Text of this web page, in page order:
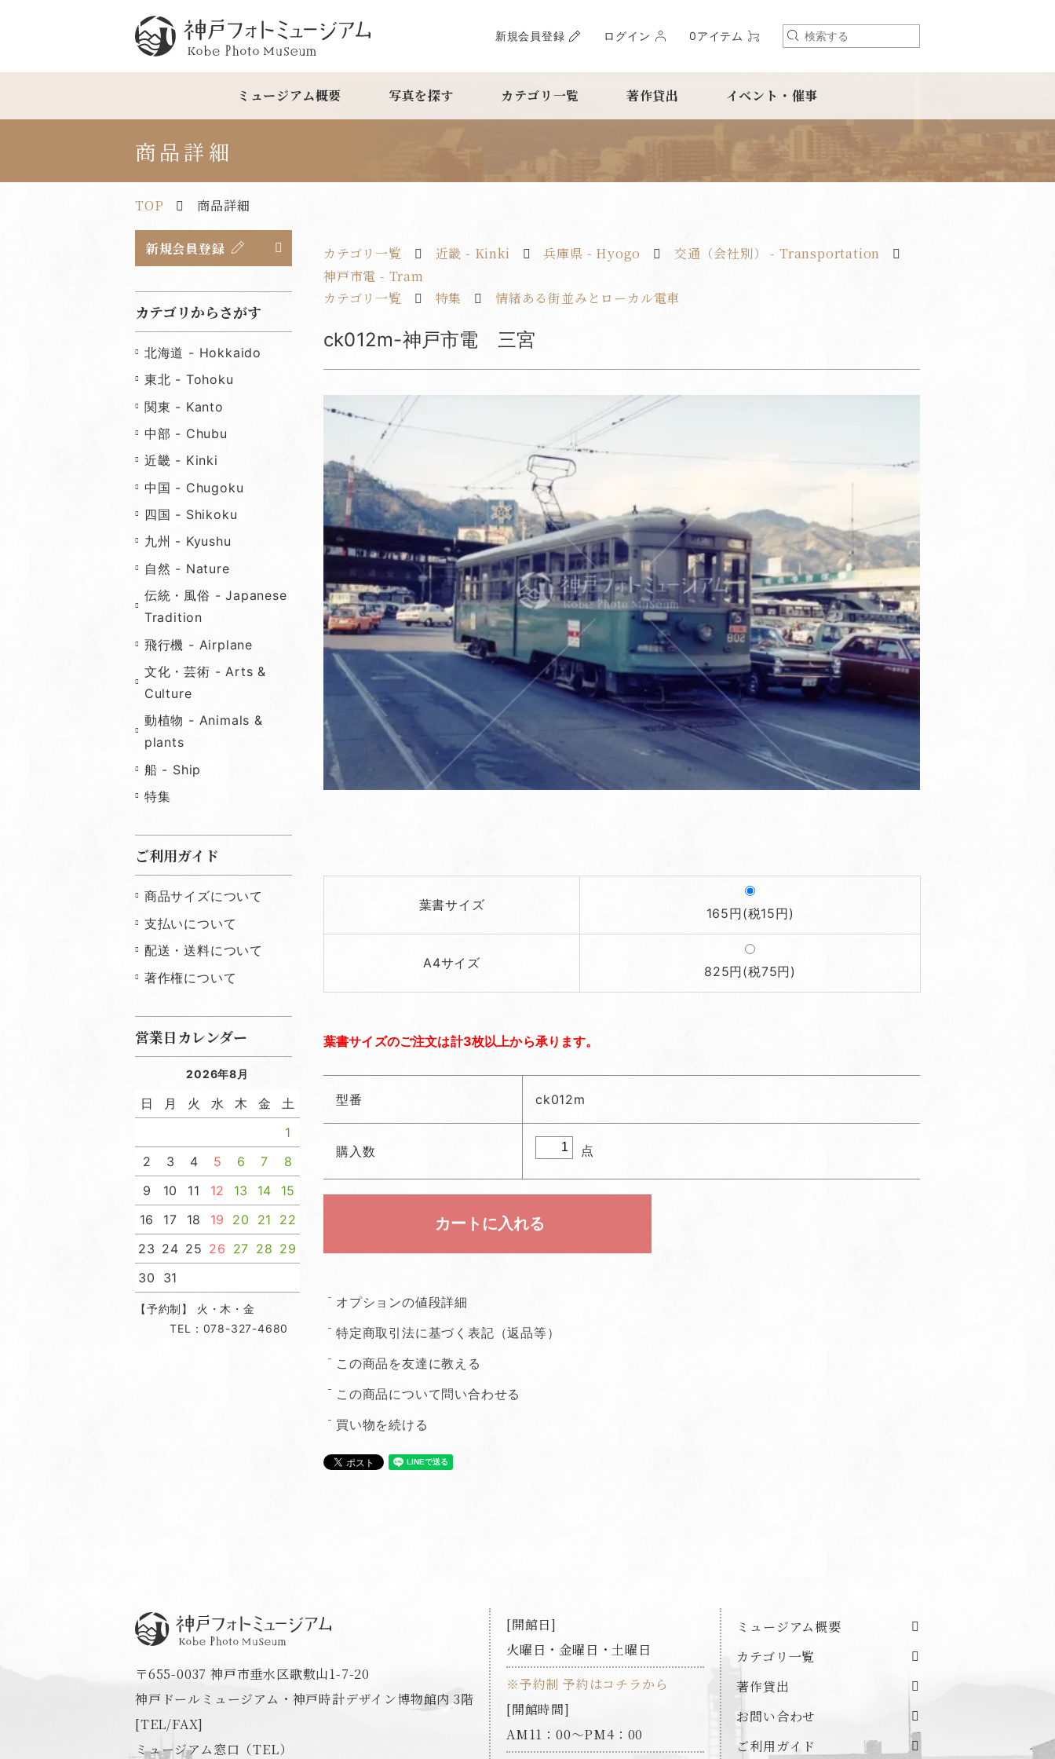
新規会員登録 ログイン 0アイテム
検
ミュージアム概要 写真を探す カテゴリ一覧 著作貸出 イベント・催事
商品詳細
TOP 商品詳細
カテゴリ一覧 近畿 - Kinki 兵庫県 - Hyogo
交通（会社別） - Transportation
神戸市電 - Tram
カテゴリ一覧
特集 情緒ある街並みとローカル電車
ck012m-神戸市電 三宮
葉書サイズ
165円(税15円)
A4サイズ
825円(税75円)
葉書サイズのご注文は計3枚以上から承ります。
型番 ck012m
購入数 点
オプションの値段詳細
特定商取引法に基づく表記（返品等）
この商品を友達に教える
この商品について問い合わせる
買い物を続ける
新規会員登録
カテゴリからさがす
北海道 - Hokkaido
東北 - Tohoku
関東 - Kanto
中部 - Chubu
近畿 - Kinki
中国 - Chugoku
四国 - Shikoku
九州 - Kyushu
自然 - Nature
伝統・風俗 - Japanese
Tradition
飛行機 - Airplane
文化・芸術 - Arts &
Culture
動植物 - Animals &
plants
船 - Ship
特集
ご利用ガイド
商品サイズについて
支払いについて
配送・送料について
著作権について
営業日カレンダー
2026年8月
日 月 火 水 木 金
土
1
2
3 4 5 6 7
8
9
10 11 12 13 14
15
16
17 18 19 20 21
22
23 24 25 26 27 28 29
30
31
【予約制】 火・木・金
TEL：078-327-4680
〒655-0037 神戸市垂水区歌敷山1-7-20
神戸ドールミュージアム・神戸時計デザイン博物館内 3階
[TEL/FAX]
ミュージアム窓口（TEL）
開館日
火曜日・金曜日・土曜日
※予約制 予約はコチラから
開館時間
AM11：00～PM4：00
ミュージアム概要
カテゴリ一覧
著作貸出
お問い合わせ
ご利用ガイド